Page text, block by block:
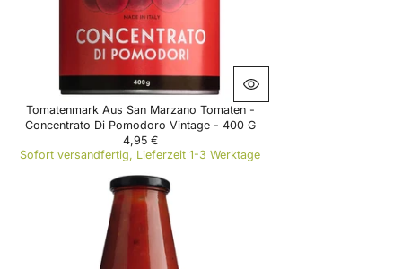
5
,
5
0
Tomatenmark Aus San Marzano Tomaten -
Concentrato Di Pomodoro Vintage - 400 G
R
E
G
U
4,95 €
Sofort versandfertig, Lieferzeit 1-3 Werktage